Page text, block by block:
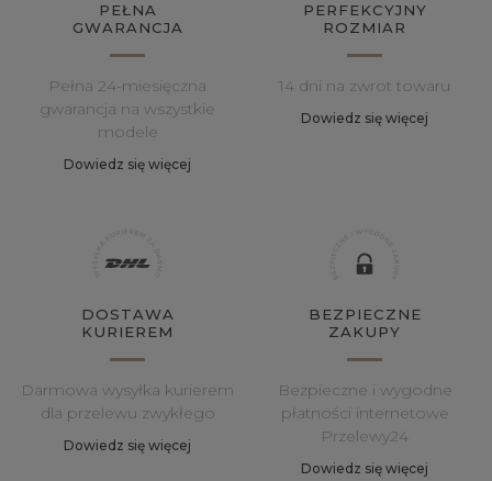
PEŁNA
GWARANCJA
Pełna 24-miesięczna
gwarancja na wszystkie
modele
Dowiedz się więcej
PERFEKCYJNY
ROZMIAR
14 dni na zwrot towaru
Dowiedz się więcej
DOSTAWA
KURIEREM
Darmowa wysyłka kurierem
dla przelewu zwykłego
Dowiedz się więcej
BEZPIECZNE
ZAKUPY
Bezpieczne i wygodne
płatności internetowe
Przelewy24
Dowiedz się więcej